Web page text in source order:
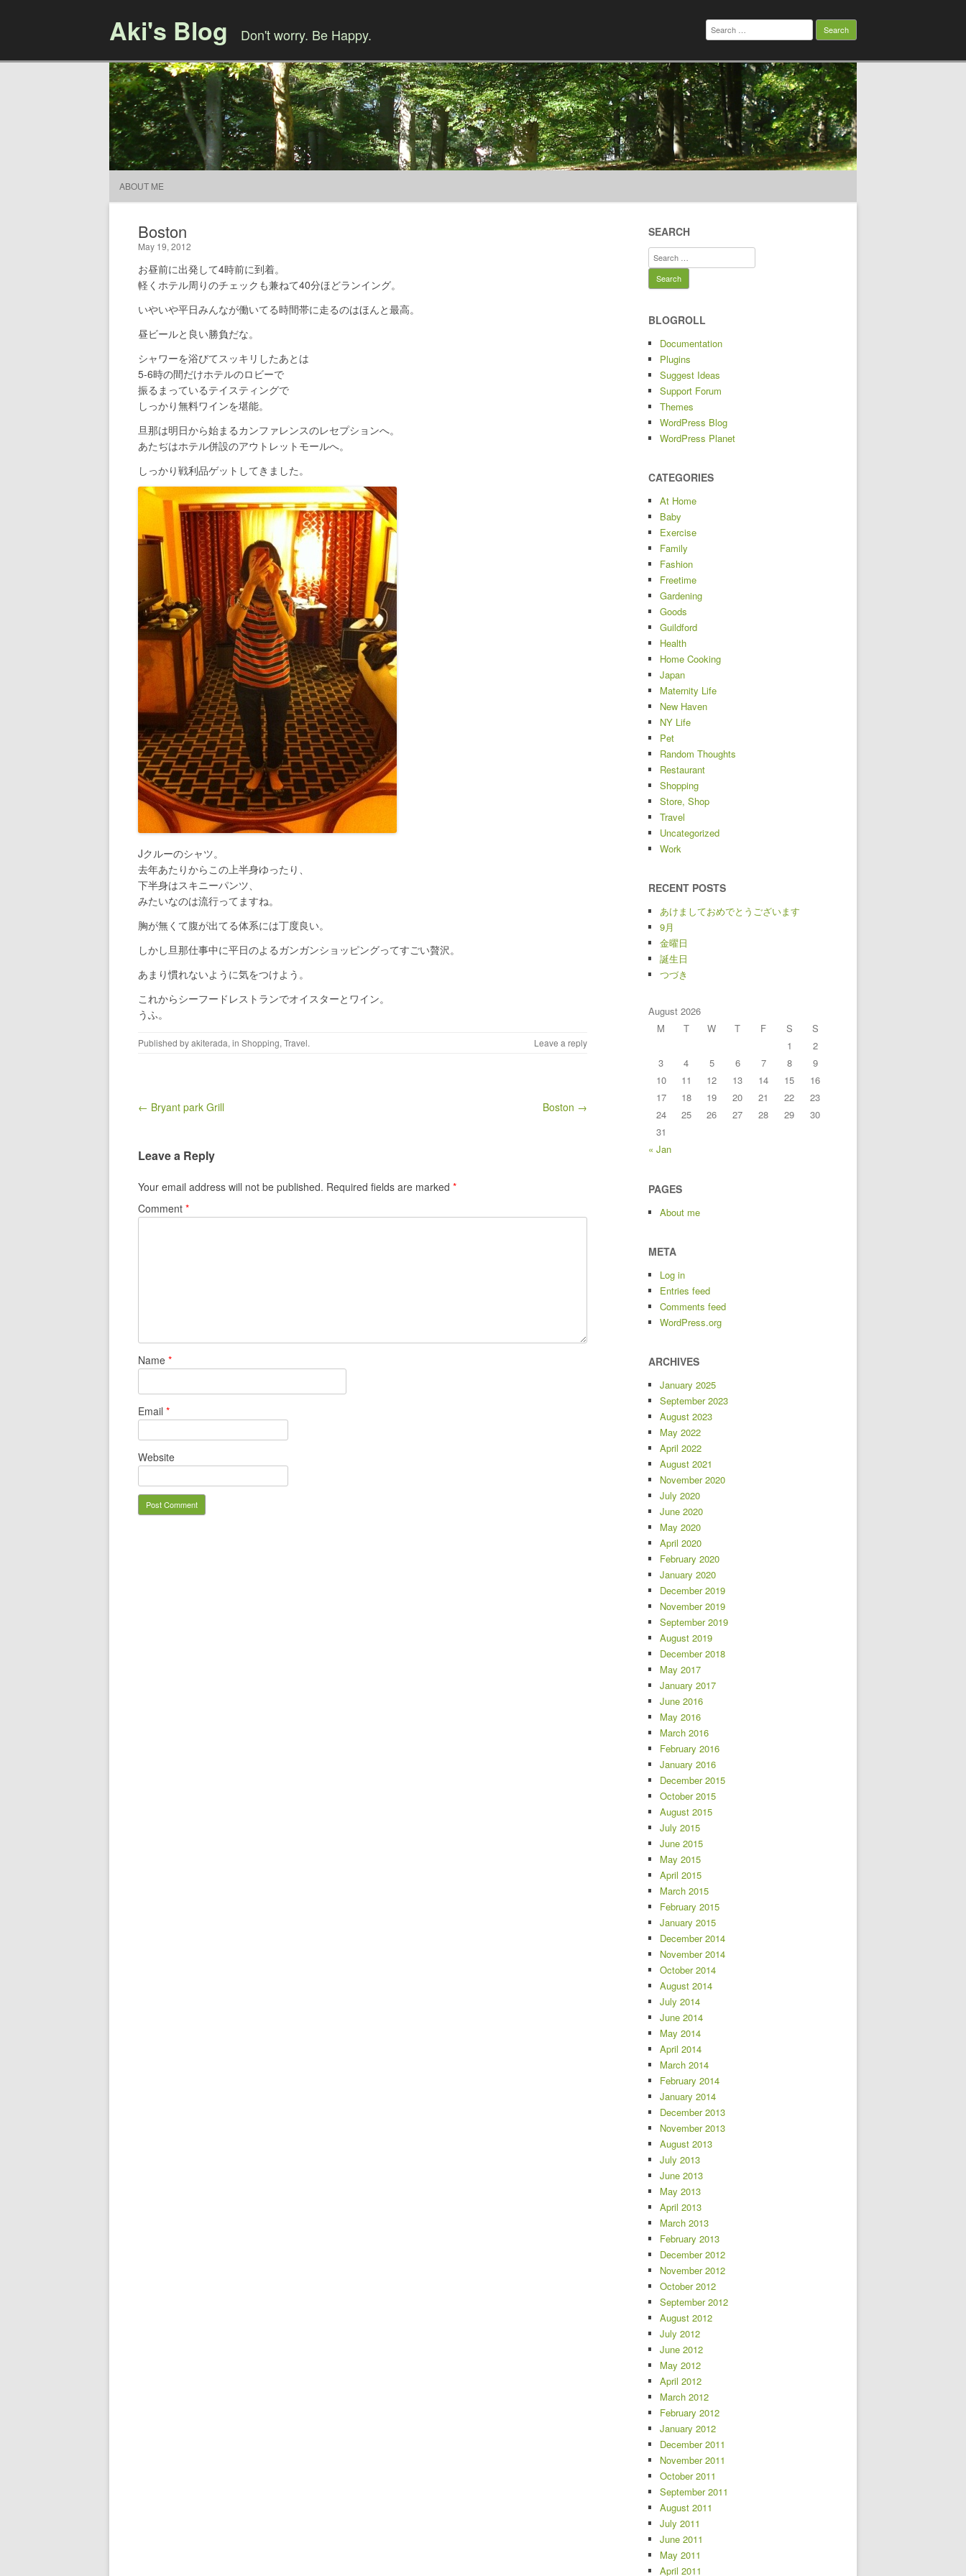
Aki's Blog Don't worry. Be Happy.
Search
for:
ABOUT ME
Boston
May 19, 2012
お昼前に出発して4時前に到着。
軽くホテル周りのチェックも兼ねて40分ほどランイング。
いやいや平日みんなが働いてる時間帯に走るのはほんと最高。
昼ビールと良い勝負だな。
シャワーを浴びてスッキリしたあとは
5-6時の間だけホテルのロビーで
振るまっているテイスティングで
しっかり無料ワインを堪能。
旦那は明日から始まるカンファレンスのレセプションへ。
あたぢはホテル併設のアウトレットモールへ。
しっかり戦利品ゲットしてきました。
Jクルーのシャツ。
去年あたりからこの上半身ゆったり、
下半身はスキニーパンツ、
みたいなのは流行ってますね。
胸が無くて腹が出てる体系には丁度良い。
しかし旦那仕事中に平日のよるガンガンショッピングってすごい贅沢。
あまり慣れないように気をつけよう。
これからシーフードレストランでオイスターとワイン。
うふ。
Published byakiterada, in Shopping, Travel. Leave a reply
Post navigation
← Bryant park Grill Boston →
Leave a Reply
Your email address will not be published. Required fields are marked *
Comment *
Name *
Email *
Website
SEARCH
Search
for:
BLOGROLL
Documentation
Plugins
Suggest Ideas
Support Forum
Themes
WordPress Blog
WordPress Planet
CATEGORIES
At Home
Baby
Exercise
Family
Fashion
Freetime
Gardening
Goods
Guildford
Health
Home Cooking
Japan
Maternity Life
New Haven
NY Life
Pet
Random Thoughts
Restaurant
Shopping
Store, Shop
Travel
Uncategorized
Work
RECENT POSTS
あけましておめでとうございます
9月
金曜日
誕生日
つづき
August 2026
M
T W T F S
S
1
2
3
4 5 6 7 8
9
10
11 12 13 14 15
16
17
18 19 20 21 22
23
24
25 26 27 28 29
30
31
« Jan
PAGES
About me
META
Log in
Entries feed
Comments feed
WordPress.org
ARCHIVES
January 2025
September 2023
August 2023
May 2022
April 2022
August 2021
November 2020
July 2020
June 2020
May 2020
April 2020
February 2020
January 2020
December 2019
November 2019
September 2019
August 2019
December 2018
May 2017
January 2017
June 2016
May 2016
March 2016
February 2016
January 2016
December 2015
October 2015
August 2015
July 2015
June 2015
May 2015
April 2015
March 2015
February 2015
January 2015
December 2014
November 2014
October 2014
August 2014
July 2014
June 2014
May 2014
April 2014
March 2014
February 2014
January 2014
December 2013
November 2013
August 2013
July 2013
June 2013
May 2013
April 2013
March 2013
February 2013
December 2012
November 2012
October 2012
September 2012
August 2012
July 2012
June 2012
May 2012
April 2012
March 2012
February 2012
January 2012
December 2011
November 2011
October 2011
September 2011
August 2011
July 2011
June 2011
May 2011
April 2011